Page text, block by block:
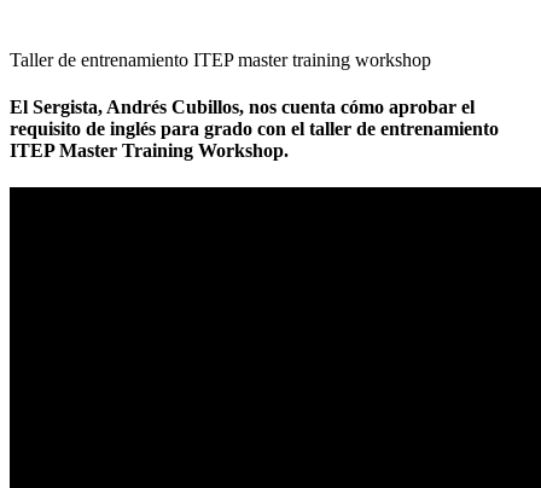
Taller de entrenamiento ITEP master training workshop
El Sergista, Andrés Cubillos, nos cuenta cómo aprobar el
requisito de inglés para grado con el taller de entrenamiento
ITEP Master Training Workshop.